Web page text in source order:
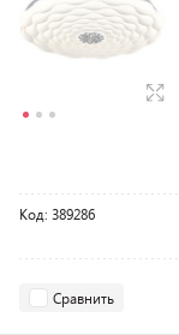
Код: 389286
Сравнить